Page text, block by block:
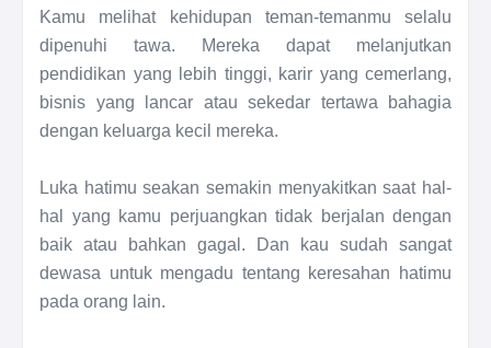
Kamu melihat kehidupan teman-temanmu selalu
dipenuhi tawa. Mereka dapat melanjutkan
pendidikan yang lebih tinggi, karir yang cemerlang,
bisnis yang lancar atau sekedar tertawa bahagia
dengan keluarga kecil mereka.
Luka hatimu seakan semakin menyakitkan saat hal-
hal yang kamu perjuangkan tidak berjalan dengan
baik atau bahkan gagal. Dan kau sudah sangat
dewasa untuk mengadu tentang keresahan hatimu
pada orang lain.